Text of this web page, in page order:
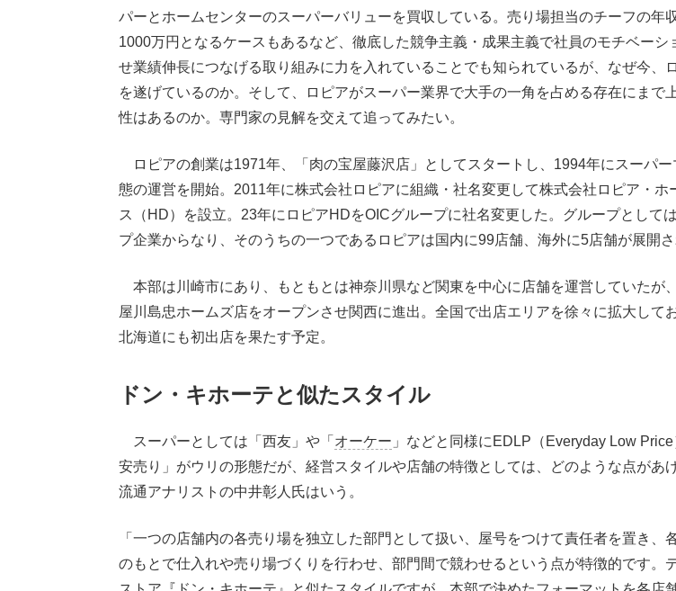
パーとホームセンターのスーパーバリューを買収している。売り場担当のチーフの年
1000万円となるケースもあるなど、徹底した競争主義・成果主義で社員のモチベーシ
せ業績伸長につなげる取り組みに力を入れていることでも知られているが、なぜ今、
を遂げているのか。そして、ロピアがスーパー業界で大手の一角を占める存在にまで
性はあるのか。専門家の見解を交えて追ってみたい。
ロピアの創業は1971年、「肉の宝屋藤沢店」としてスタートし、1994年にスーパー
態の運営を開始。2011年に株式会社ロピアに組織・社名変更して株式会社ロピア・ホ
ス（HD）を設立。23年にロピアHDをOICグループに社名変更した。グループとして
プ企業からなり、そのうちの一つであるロピアは国内に99店舗、海外に5店舗が展開さ
本部は川崎市にあり、もともとは神奈川県など関東を中心に店舗を運営していたが
屋川島忠ホームズ店をオープンさせ関西に進出。全国で出店エリアを徐々に拡大して
北海道にも初出店を果たす予定。
ドン・キホーテと似たスタイル
スーパーとしては「西友」や「 オーケー 」などと同様にEDLP（Everyday Low Price
安売り」がウリの形態だが、経営スタイルや店舗の特徴としては、どのような点があ
流通アナリストの中井彰人氏はいう。
「一つの店舗内の各売り場を独立した部門として扱い、屋号をつけて責任者を置き、
のもとで仕入れや売り場づくりを行わせ、部門間で競わせるという点が特徴的です。